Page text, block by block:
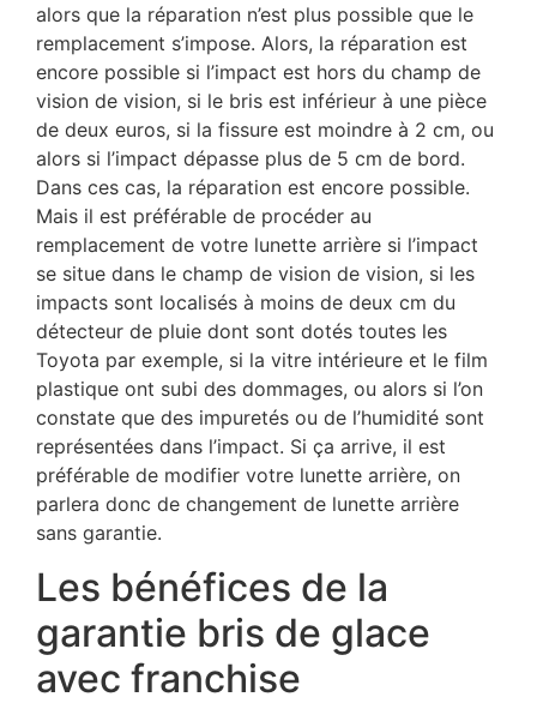
alors que la réparation n’est plus possible que le
remplacement s’impose. Alors, la réparation est
encore possible si l’impact est hors du champ de
vision de vision, si le bris est inférieur à une pièce
de deux euros, si la fissure est moindre à 2 cm, ou
alors si l’impact dépasse plus de 5 cm de bord.
Dans ces cas, la réparation est encore possible.
Mais il est préférable de procéder au
remplacement de votre lunette arrière si l’impact
se situe dans le champ de vision de vision, si les
impacts sont localisés à moins de deux cm du
détecteur de pluie dont sont dotés toutes les
Toyota par exemple, si la vitre intérieure et le film
plastique ont subi des dommages, ou alors si l’on
constate que des impuretés ou de l’humidité sont
représentées dans l’impact. Si ça arrive, il est
préférable de modifier votre lunette arrière, on
parlera donc de changement de lunette arrière
sans garantie.
Les bénéfices de la
garantie bris de glace
avec franchise